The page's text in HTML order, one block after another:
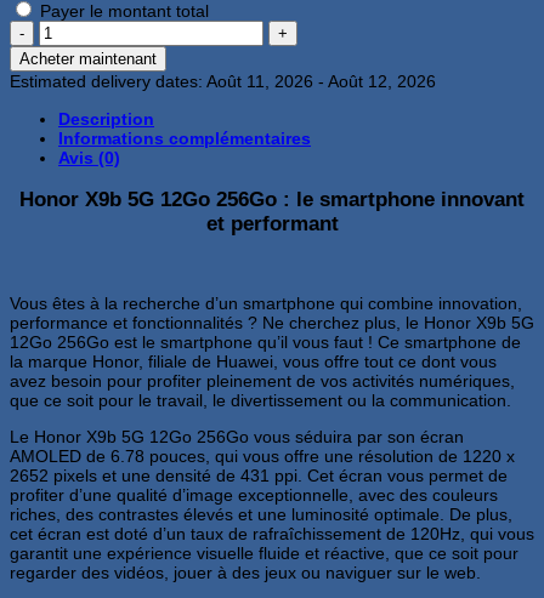
Payer le montant total
quantité
de
Honor
X9b
12Go
256Go
Silver
Acheter maintenant
Estimated delivery dates: Août 11, 2026 - Août 12, 2026
Description
Informations complémentaires
Avis (0)
Honor X9b 5G 12Go 256Go : le smartphone innovant
et performant
Vous êtes à la recherche d’un smartphone qui combine innovation,
performance et fonctionnalités ? Ne cherchez plus, le Honor X9b 5G
12Go 256Go est le smartphone qu’il vous faut ! Ce smartphone de
la marque Honor, filiale de Huawei, vous offre tout ce dont vous
avez besoin pour profiter pleinement de vos activités numériques,
que ce soit pour le travail, le divertissement ou la communication.
Le Honor X9b 5G 12Go 256Go vous séduira par son écran
AMOLED de 6.78 pouces, qui vous offre une résolution de 1220 x
2652 pixels et une densité de 431 ppi. Cet écran vous permet de
profiter d’une qualité d’image exceptionnelle, avec des couleurs
riches, des contrastes élevés et une luminosité optimale. De plus,
cet écran est doté d’un taux de rafraîchissement de 120Hz, qui vous
garantit une expérience visuelle fluide et réactive, que ce soit pour
regarder des vidéos, jouer à des jeux ou naviguer sur le web.